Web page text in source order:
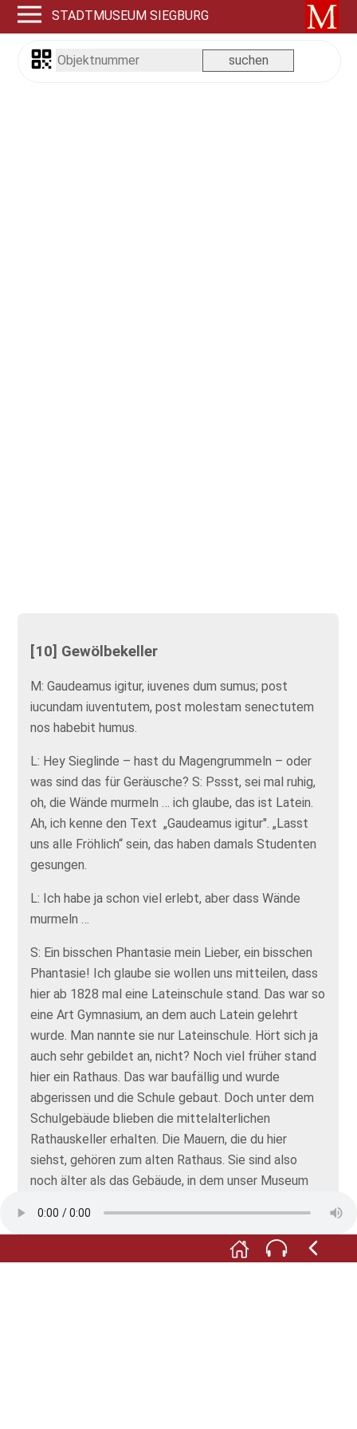
STADTMUSEUM SIEGBURG
[10] Gewölbekeller
M: Gaudeamus igitur, iuvenes dum sumus; post
iucundam iuventutem, post molestam senectutem
nos habebit humus.
L: Hey Sieglinde – hast du Magengrummeln – oder
was sind das für Geräusche? S: Pssst, sei mal ruhig,
oh, die Wände murmeln … ich glaube, das ist Latein.
Ah, ich kenne den Text „Gaudeamus igitur". „Lasst
uns alle Fröhlich“ sein, das haben damals Studenten
gesungen.
L: Ich habe ja schon viel erlebt, aber dass Wände
murmeln …
S: Ein bisschen Phantasie mein Lieber, ein bisschen
Phantasie! Ich glaube sie wollen uns mitteilen, dass
hier ab 1828 mal eine Lateinschule stand. Das war so
eine Art Gymnasium, an dem auch Latein gelehrt
wurde. Man nannte sie nur Lateinschule. Hört sich ja
auch sehr gebildet an, nicht? Noch viel früher stand
hier ein Rathaus. Das war baufällig und wurde
abgerissen und die Schule gebaut. Doch unter dem
Schulgebäude blieben die mittelalterlichen
Rathauskeller erhalten. Die Mauern, die du hier
siehst, gehören zum alten Rathaus. Sie sind also
noch älter als das Gebäude, in dem unser Museum
führt, gehörten zu zwei Bürgerhäusern, die vor über
500 Jahren zum Rathaus umgebaut wurden. Diese
Mauern sind wirklich sehr, sehr alt!